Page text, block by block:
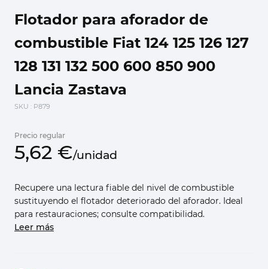
Flotador para aforador de
combustible Fiat 124 125 126 127
128 131 132 500 600 850 900
Lancia Zastava
SKU : P879
Precio regular
5,62 €/unidad
Recupere una lectura fiable del nivel de combustible
sustituyendo el flotador deteriorado del aforador. Ideal
para restauraciones; consulte compatibilidad.
Leer más